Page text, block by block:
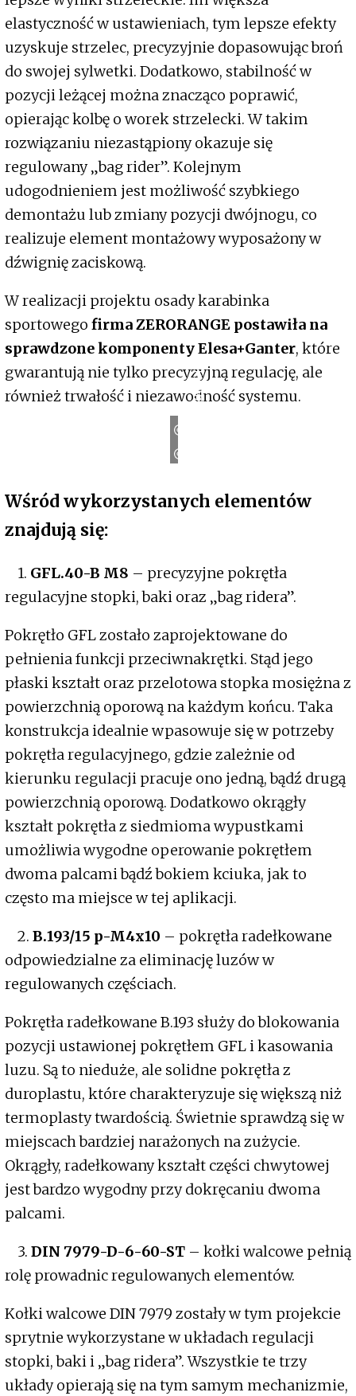
elastyczność w ustawieniach, tym lepsze efekty
uzyskuje strzelec, precyzyjnie dopasowując broń
do swojej sylwetki. Dodatkowo, stabilność w
pozycji leżącej można znacząco poprawić,
opierając kolbę o worek strzelecki. W takim
rozwiązaniu niezastąpiony okazuje się
regulowany „bag rider”. Kolejnym
udogodnieniem jest możliwość szybkiego
demontażu lub zmiany pozycji dwójnogu, co
realizuje element montażowy wyposażony w
dźwignię zaciskową.
W realizacji projektu osady karabinka
sportowego firma ZERORANGE postawiła na
sprawdzone komponenty Elesa+Ganter, które
gwarantują nie tylko precyzyjną regulację, ale
również trwałość i niezawodność systemu.
ZERORANGE
ZERORANGE
Wśród wykorzystanych elementów
znajdują się:
1. GFL.40-B M8 – precyzyjne pokrętła
regulacyjne stopki, baki oraz „bag ridera”.
Pokrętło GFL zostało zaprojektowane do
pełnienia funkcji przeciwnakrętki. Stąd jego
płaski kształt oraz przelotowa stopka mosiężna z
powierzchnią oporową na każdym końcu. Taka
konstrukcja idealnie wpasowuje się w potrzeby
pokrętła regulacyjnego, gdzie zależnie od
kierunku regulacji pracuje ono jedną, bądź drugą
powierzchnią oporową. Dodatkowo okrągły
kształt pokrętła z siedmioma wypustkami
umożliwia wygodne operowanie pokrętłem
dwoma palcami bądź bokiem kciuka, jak to
często ma miejsce w tej aplikacji.
2. B.193/15 p-M4x10 – pokrętła radełkowane
odpowiedzialne za eliminację luzów w
regulowanych częściach.
Pokrętła radełkowane B.193 służy do blokowania
pozycji ustawionej pokrętłem GFL i kasowania
luzu. Są to nieduże, ale solidne pokrętła z
duroplastu, które charakteryzuje się większą niż
termoplasty twardością. Świetnie sprawdzą się w
miejscach bardziej narażonych na zużycie.
Okrągły, radełkowany kształt części chwytowej
jest bardzo wygodny przy dokręcaniu dwoma
palcami.
3. DIN 7979-D-6-60-ST – kołki walcowe pełnią
rolę prowadnic regulowanych elementów.
Kołki walcowe DIN 7979 zostały w tym projekcie
sprytnie wykorzystane w układach regulacji
stopki, baki i „bag ridera”. Wszystkie te trzy
układy opierają się na tym samym mechanizmie,